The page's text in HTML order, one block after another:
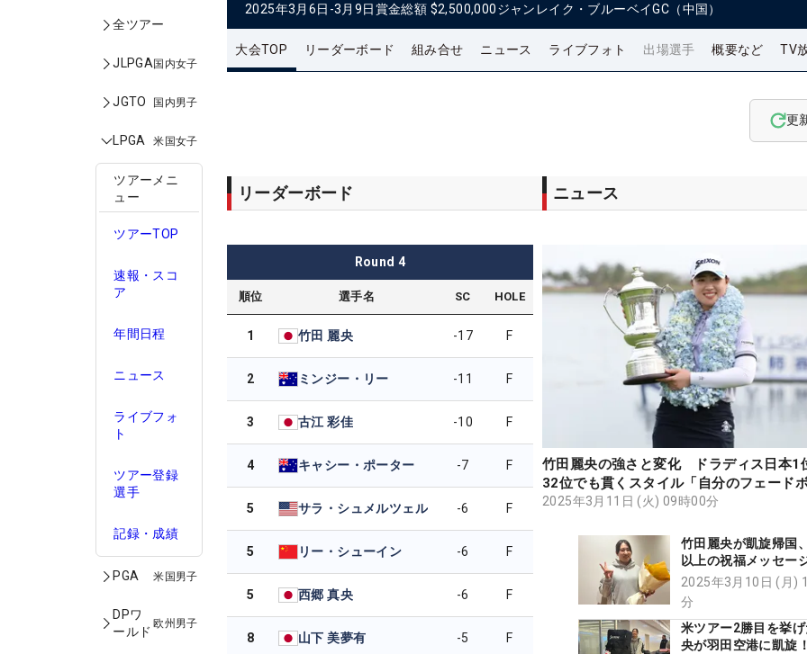
全ツアー
JLPGA国内女子
JGTO 国内男子
LPGA 米国女子
ツアーメニ
ュー
ツアーTOP
速報・スコ
ア
年間日程
ニュース
ライブフォ
ト
ツアー登録
選手
記録・成績
PGA 米国男子
DPワ
ールド
欧州男子
2025年3月6日-3月9日賞金総額 $2,500,000ジャンレイク・ブルーベイGC（中国）
大会TOP リーダーボード 組み合せ ニュース ライブフォト 出場選手 概要など TV
更
リーダーボード
Round 4
順位 選手名 SC HOLE
1 竹田 麗央 -17 F
2 ミンジー・リー -11 F
3 古江 彩佳 -10 F
4 キャシー・ポーター -7 F
5 サラ・シュメルツェル -6 F
5 リー・シューイン -6 F
5 西郷 真央 -6 F
8 山下 美夢有 -5 F
ニュース
竹田麗央の強さと変化 ドラディス日本1
32位でも貫くスタイル「自分のフェード
飛ばす」
2025年3月11日 (火) 09時00分
竹田麗央が凱旋帰国
以上の祝福メッセー
部返しました」 4月
アー出場へ
2025年3月10日 (月)
分
米ツアー2勝目を挙
央が羽田空港に凱旋